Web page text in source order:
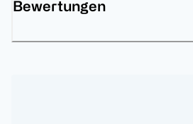
Bewertungen